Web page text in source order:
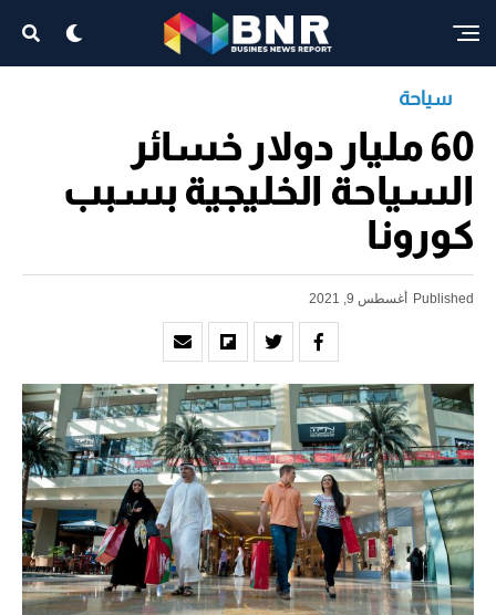
سياحة
60 مليار دولار خسائر
السياحة الخليجية بسبب
كورونا
Published أغسطس 9, 2021